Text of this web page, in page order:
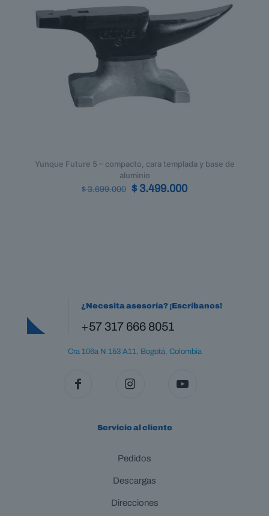
Yunque Future 5 – compacto, cara templada y base de
aluminio
$3.699.000 Original
$ 3.499.000Current
¿Necesita asesoría? ¡Escríbanos!
+57 317 666 8051
Cra 106a N 153 A11, Bogotá, Colombia
Servicio al cliente
Pedidos
Descargas
Direcciones